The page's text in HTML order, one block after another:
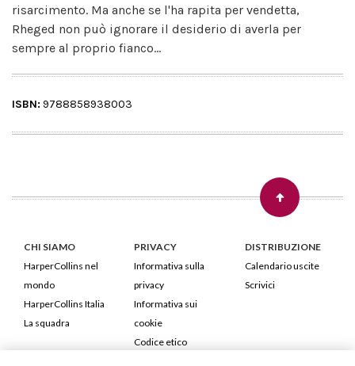
risarcimento. Ma anche se l'ha rapita per vendetta,
Rheged non può ignorare il desiderio di averla per
sempre al proprio fianco...
ISBN: 9788858938003
CHI SIAMO
HarperCollins nel
mondo
HarperCollins Italia
La squadra
PRIVACY
Informativa sulla
privacy
Informativa sui
cookie
Codice etico
DISTRIBUZIONE
Calendario uscite
Scrivici